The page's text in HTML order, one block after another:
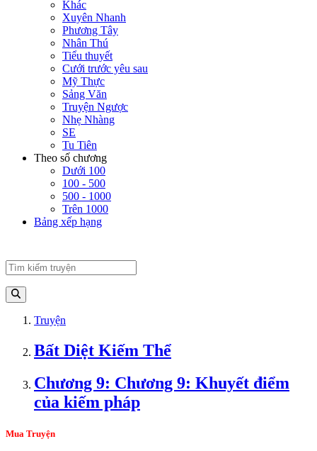
Khác
Xuyên Nhanh
Phương Tây
Nhân Thú
Tiểu thuyết
Cưới trước yêu sau
Mỹ Thực
Sảng Văn
Truyện Ngược
Nhẹ Nhàng
SE
Tu Tiên
Theo số chương
Dưới 100
100 - 500
500 - 1000
Trên 1000
Bảng xếp hạng
Truyện
Bất Diệt Kiếm Thể
Chương 9: Chương 9: Khuyết điểm
của kiếm pháp
Mua Truyện